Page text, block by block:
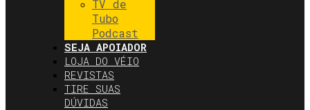
TV de
Tubo
Podcast
SEJA APOIADOR
LOJA DO VÉIO
REVISTAS
TIRE SUAS
DÚVIDAS